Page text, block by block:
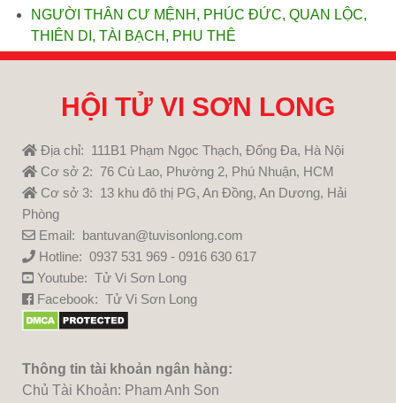
NGƯỜI THÂN CƯ MỆNH, PHÚC ĐỨC, QUAN LỘC,
THIÊN DI, TÀI BẠCH, PHU THÊ
HỘI TỬ VI SƠN LONG
Địa chỉ: 111B1 Phạm Ngọc Thạch, Đống Đa, Hà Nội
Cơ sở 2: 76 Cù Lao, Phường 2, Phú Nhuận, HCM
Cơ sở 3: 13 khu đô thị PG, An Đồng, An Dương, Hải
Phòng
Email: bantuvan@tuvisonlong.com
Hotline: 0937 531 969 - 0916 630 617
Youtube: Tử Vi Sơn Long
Facebook: Tử Vi Sơn Long
Thông tin tài khoản ngân hàng:
Chủ Tài Khoản: Pham Anh Son